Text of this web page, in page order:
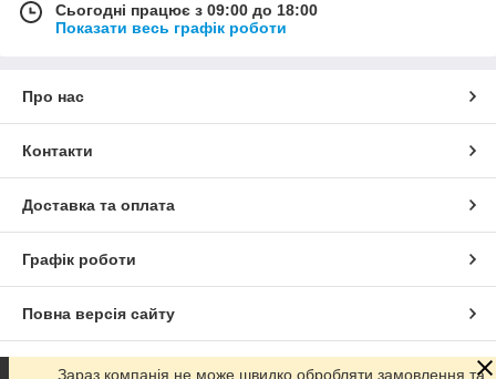
Сьогодні працює з 09:00 до 18:00
Показати весь графік роботи
Про нас
Контакти
Доставка та оплата
Графік роботи
Повна версія сайту
Сайт створено на маркетплейсіProm.ua
Зараз компанія не може швидко обробляти замовлення та